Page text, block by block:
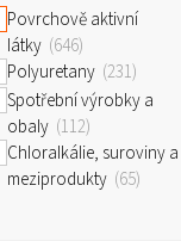
Povrchově aktivní
látky 646
Polyuretany 231
Spotřební výrobky a
obaly 112
Chloralkálie, suroviny a
meziprodukty 65